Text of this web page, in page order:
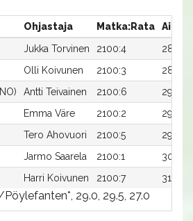
Ohjastaja Matka:Rata
Aika
Jukka Torvinen 2100:4
28,6a
Olli Koivunen 2100:3
28,7a
Antti Teivainen 2100:6
29,4ax
Emma Väre 2100:2
29,5a
Tero Ahovuori 2100:5
29,8a
Jarmo Saarela 2100:1
30,3ax
Harri Koivunen 2100:7 31,6a
29.0, 29.5, 27.0